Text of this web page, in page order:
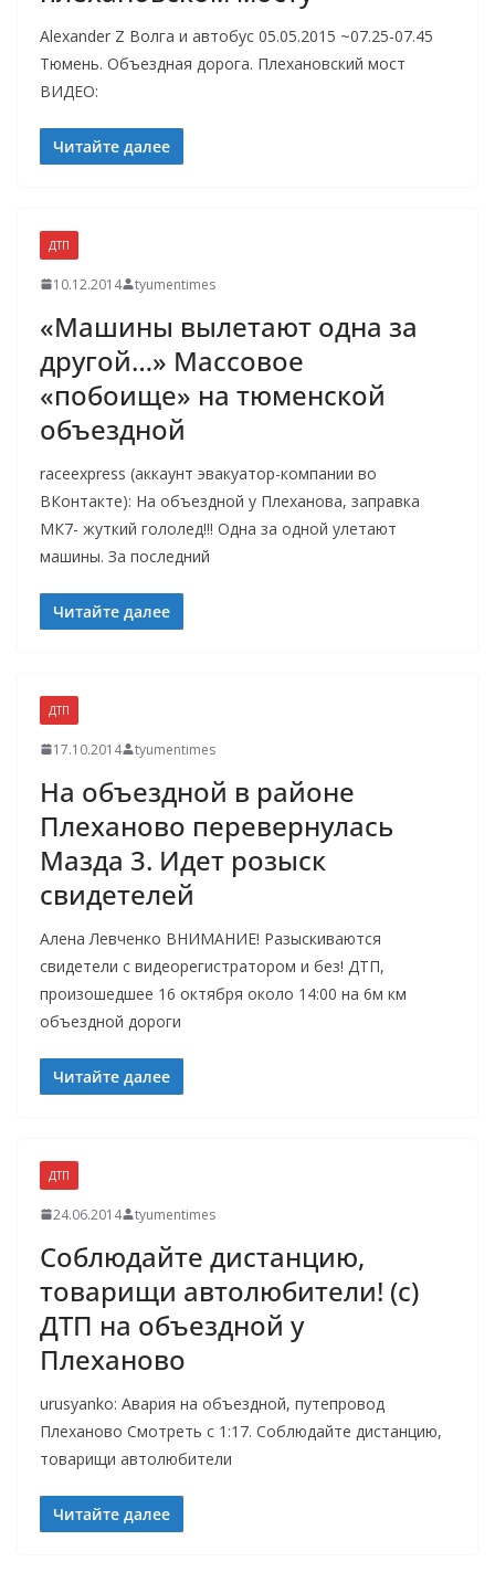
Alexander Z Волга и автобус 05.05.2015 ~07.25-07.45
Тюмень. Объездная дорога. Плехановский мост
ВИДЕО:
Читайте далее
ДТП
10.12.2014 tyumentimes
«Машины вылетают одна за
другой…» Массовое
«побоище» на тюменской
объездной
raceexpress (аккаунт эвакуатор-компании во
ВКонтакте): На объездной у Плеханова, заправка
МК7- жуткий гололед!!! Одна за одной улетают
машины. За последний
Читайте далее
ДТП
17.10.2014 tyumentimes
На объездной в районе
Плеханово перевернулась
Мазда 3. Идет розыск
свидетелей
Алена Левченко ВНИМАНИЕ! Разыскиваются
свидетели с видеорегистратором и без! ДТП,
произошедшее 16 октября около 14:00 на 6м км
объездной дороги
Читайте далее
ДТП
24.06.2014 tyumentimes
Соблюдайте дистанцию,
товарищи автолюбители! (с)
ДТП на объездной у
Плеханово
urusyanko: Авария на объездной, путепровод
Плеханово Смотреть с 1:17. Соблюдайте дистанцию,
товарищи автолюбители
Читайте далее